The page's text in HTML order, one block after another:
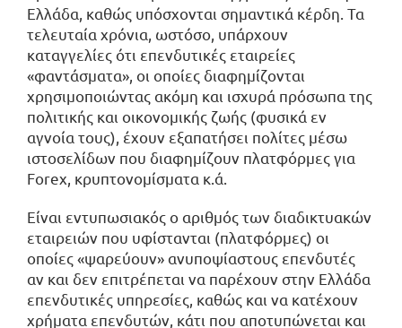
Ελλάδα, καθώς υπόσχονται σημαντικά κέρδη. Τα
τελευταία χρόνια, ωστόσο, υπάρχουν
καταγγελίες ότι επενδυτικές εταιρείες
«φαντάσματα», οι οποίες διαφημίζονται
χρησιμοποιώντας ακόμη και ισχυρά πρόσωπα της
πολιτικής και οικονομικής ζωής (φυσικά εν
αγνοία τους), έχουν εξαπατήσει πολίτες μέσω
ιστοσελίδων που διαφημίζουν πλατφόρμες για
Forex, κρυπτονομίσματα κ.ά.
Είναι εντυπωσιακός ο αριθμός των διαδικτυακών
εταιρειών που υφίστανται (πλατφόρμες) οι
οποίες «ψαρεύουν» ανυποψίαστους επενδυτές
αν και δεν επιτρέπεται να παρέχουν στην Ελλάδα
επενδυτικές υπηρεσίες, καθώς και να κατέχουν
χρήματα επενδυτών, κάτι που αποτυπώνεται και